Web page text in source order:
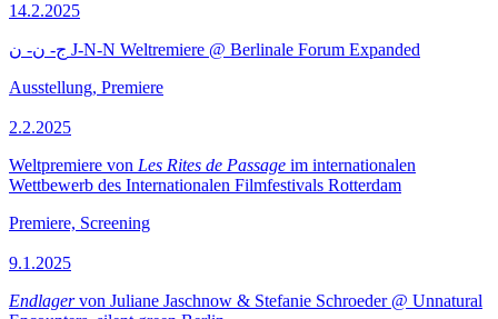
14.2.2025
ج- ن- ن J-N-N Weltremiere @ Berlinale Forum Expanded
Ausstellung, Premiere
2.2.2025
Weltpremiere von Les Rites de Passage im internationalen
Wettbewerb des Internationalen Filmfestivals Rotterdam
Premiere, Screening
9.1.2025
Endlagervon Juliane Jaschnow & Stefanie Schroeder @ Unnatural